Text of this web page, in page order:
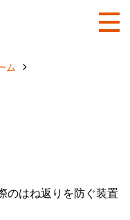
ム
のはね返りを防ぐ装置